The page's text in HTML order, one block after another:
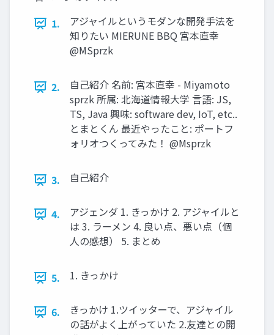
1.
アジャイルというモダンな開発手法を
知りたい MIERUNE BBQ 宮本直幸
@MSprzk
2.
自己紹介 名前: 宮本直幸 - Miyamoto
sprzk 所属: 北海道情報大学 言語: JS,
TS, Java 興味: software dev, IoT, etc..
とまとくん 最近やったこと: ポートフ
ォリオつくってみた！ @Msprzk
3. 自己紹介
4.
アジェンダ 1. きっかけ 2. アジャイルと
は 3. ラーメン 4. 良い点、悪い点（個
人の感想） 5. まとめ
5. 1. きっかけ
6.
きっかけ 1.ツイッターで、アジャイル
の話がよく上がっていた 2.友達との開